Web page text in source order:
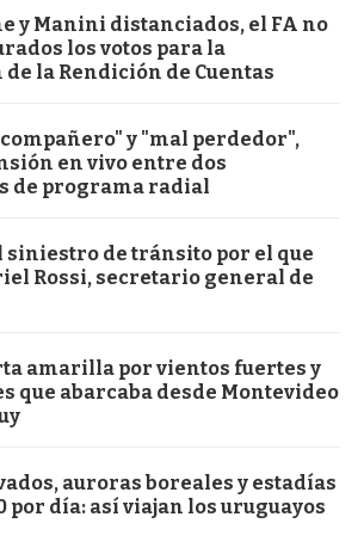
y Manini distanciados, el FA no
los votos para la
la Rendición de Cuentas
y "mal perdedor",
en vivo entre dos
de programa radial
siniestro de tránsito por el que
Rossi, secretario general de
amarilla por vientos fuertes y
que abarcaba desde Montevideo
auroras boreales y estadías
por día: así viajan los uruguayos